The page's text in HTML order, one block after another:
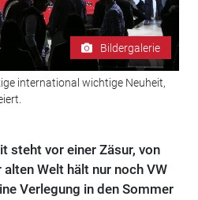
Bildergalerie
international wichtige Neuheit,
steht vor einer Zäsur, von
Welt hält nur noch VW
Verlegung in den Sommer